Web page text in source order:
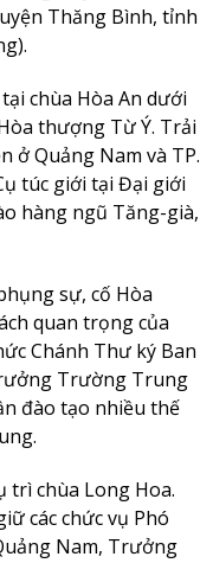
Thăng Bình, tỉnh
chùa Hòa An dưới
thượng Từ Ý. Trải
ở Quảng Nam và TP.
túc giới tại Đại giới
hàng ngũ Tăng-già,
sự, cố Hòa
quan trọng của
Chánh Thư ký Ban
Trường Trung
đào tạo nhiều thế
trì chùa Long Hoa.
các chức vụ Phó
Nam, Trưởng